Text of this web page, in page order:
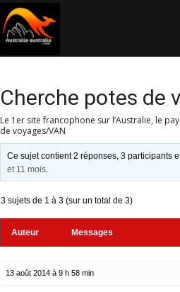
Cherche potes de
Le 1er site francophone sur l’Australie, le
de voyages/VAN
Ce sujet contient 2 réponses, 3 participants
et 11 mois.
3 sujets de 1 à 3 (sur un total de 3)
Auteur Messages
13 août 2014 à 9 h 58 min